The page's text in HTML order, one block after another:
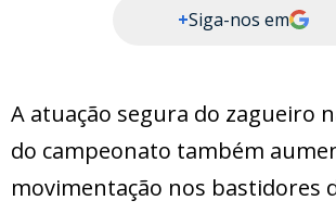
+Siga-nos em
A atuação segura do zagueiro
do campeonato também
movimentação nos bastidores